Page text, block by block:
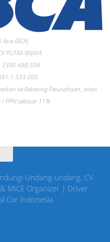
(BCA)
PUTRA WIJAYA
2390.488.508
533.000
ke Rekening Perusahaan, akan
PPN sebesar 11%
Undang-undang. CV
MICE Organizer | Driver
Car Indonesia